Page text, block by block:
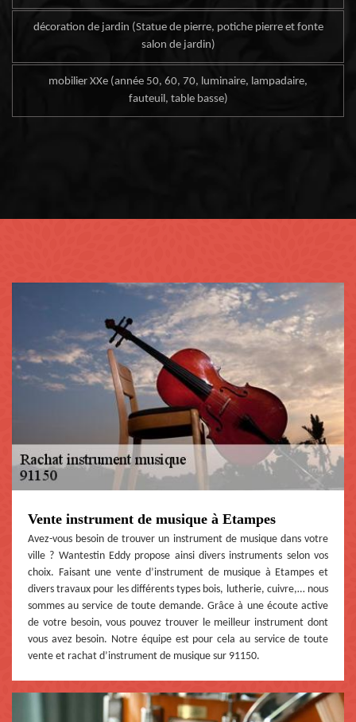
décoration de jardin (Statue de pierre, potiche pierre et fonte
salon de jardin)
mobilier XXe (année 50, 60, 70, luminaire, lampadaire,
fauteuil, table basse)
Vente instrument de musique à Etampes
Avez-vous besoin de trouver un instrument de musique dans votre
ville ? Wantestin Eddy propose ainsi divers instruments selon vos
choix. Faisant une vente d’instrument de musique à Etampes et
divers travaux pour les différents types bois, lutherie, cuivre,… nous
sommes au service de toute demande. Grâce à une écoute active
de votre besoin, vous pouvez trouver le meilleur instrument dont
vous avez besoin. Notre équipe est pour cela au service de toute
vente et rachat d’instrument de musique sur 91150.